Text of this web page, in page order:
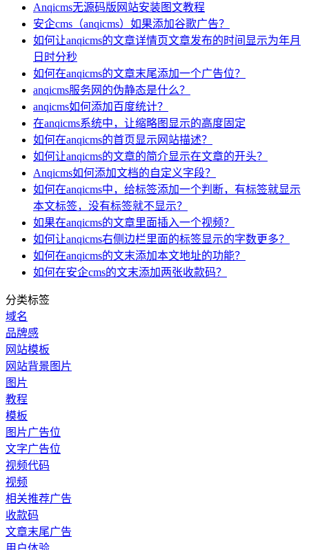
Anqicms无源码版网站安装图文教程
安企cms（anqicms）如果添加谷歌广告？
如何让anqicms的文章详情页文章发布的时间显示为年月
日时分秒
如何在anqicms的文章末尾添加一个广告位？
anqicms服务网的伪静态是什么？
anqicms如何添加百度统计？
在anqicms系统中，让缩略图显示的高度固定
如何在anqicms的首页显示网站描述？
如何让anqicms的文章的简介显示在文章的开头？
Anqicms如何添加文档的自定义字段？
如何在anqicms中，给标签添加一个判断，有标签就显示
本文标签，没有标签就不显示？
如果在anqicms的文章里面插入一个视频？
如何让anqicms右侧边栏里面的标签显示的字数更多？
如何在anqicms的文末添加本文地址的功能？
如何在安企cms的文末添加两张收款码？
分类标签
域名
品牌感
网站模板
网站背景图片
图片
教程
模板
图片广告位
文字广告位
视频代码
视频
相关推荐广告
收款码
文章末尾广告